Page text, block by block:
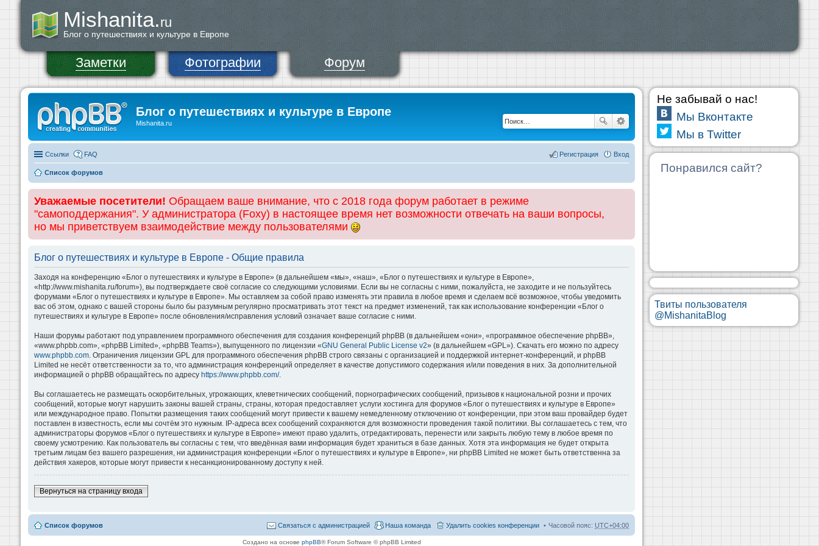
Mishanita.ru
Блог о путешествиях и культуре в Европе
Заметки Фотографии Форум
Блог о путешествиях и культуре в Европе
Mishanita.ru
Ссылки FAQ Вход
Регистрация
Список форумов
Уважаемые посетители! Обращаем ваше внимание, что с 2018 года форум работает в режиме
"самоподдержания". У администратора (Foxy) в настоящее время нет возможности отвечать на ваши вопросы,
но мы приветствуем взаимодействие между пользователями
Блог о путешествиях и культуре в Европе - Общие правила
Заходя на конференцию «Блог о путешествиях и культуре в Европе» (в дальнейшем «мы», «наш», «Блог о путешествиях и культуре в Европе»,
«http://www.mishanita.ru/forum»), вы подтверждаете своё согласие со следующими условиями. Если вы не согласны с ними, пожалуйста, не заходите и не пользуйтесь
форумами «Блог о путешествиях и культуре в Европе». Мы оставляем за собой право изменять эти правила в любое время и сделаем всё возможное, чтобы уведомить
вас об этом, однако с вашей стороны было бы разумным регулярно просматривать этот текст на предмет изменений, так как использование конференции «Блог о
путешествиях и культуре в Европе» после обновления/исправления условий означает ваше согласие с ними.
Наши форумы работают под управлением программного обеспечения для создания конференций phpBB (в дальнейшем «они», «программное обеспечение phpBB»,
«www.phpbb.com», «phpBB Limited», «phpBB Teams»), выпущенного по лицензии «GNU General Public License v2» (в дальнейшем «GPL»). Скачать его можно по адресу
www.phpbb.com . Ограничения лицензии GPL для программного обеспечения phpBB строго связаны с организацией и поддержкой интернет-конференций, и phpBB
Limited не несёт ответственности за то, что администрация конференций определяет в качестве допустимого содержания и/или поведения в них. За дополнительной
информацией о phpBB обращайтесь по адресу https://www.phpbb.com/.
Вы соглашаетесь не размещать оскорбительных, угрожающих, клеветнических сообщений, порнографических сообщений, призывов к национальной розни и прочих
сообщений, которые могут нарушить законы вашей страны, страны, которая предоставляет услуги хостинга для форумов «Блог о путешествиях и культуре в Европе»
или международное право. Попытки размещения таких сообщений могут привести к вашему немедленному отключению от конференции, при этом ваш провайдер будет
поставлен в известность, если мы сочтём это нужным. IP-адреса всех сообщений сохраняются для возможности проведения такой политики. Вы соглашаетесь с тем, что
администраторы форумов «Блог о путешествиях и культуре в Европе» имеют право удалить, отредактировать, перенести или закрыть любую тему в любое время по
своему усмотрению. Как пользователь вы согласны с тем, что введённая вами информация будет храниться в базе данных. Хотя эта информация не будет открыта
третьим лицам без вашего разрешения, ни администрация конференции «Блог о путешествиях и культуре в Европе», ни phpBB Limited не может быть ответственна за
действия хакеров, которые могут привести к несанкционированному доступу к ней.
Вернуться на страницу входа
Список форумов Часовой пояс: UTC+04:00
Удалить cookies конференции
Наша команда
Связаться с администрацией
Создано на основе phpBB® Forum Software © phpBB Limited
Не забывай о нас!
Мы Вконтакте
Мы в Twitter
Понравился сайт?
Твиты пользователя
@MishanitaBlog